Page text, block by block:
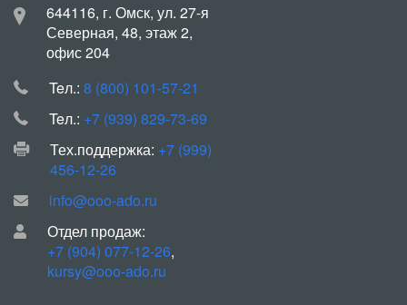
644116, г. Омск, ул. 27-я
Северная, 48, этаж 2,
офис 204
Teл.: 8 (800) 101-57-21
Teл.: +7 (939) 829-73-69
Тех.поддержка: +7 (999)
456-12-26
info@ooo-ado.ru
Отдел продаж:
+7 (904) 077-12-26,
kursy@ooo-ado.ru